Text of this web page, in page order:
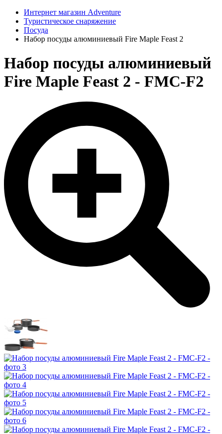
Интернет магазин Adventure
Туристическое снаряжение
Посуда
Набор посуды алюминиевый Fire Maple Feast 2
Набор посуды алюминиевый
Fire Maple Feast 2 - FMC-F2